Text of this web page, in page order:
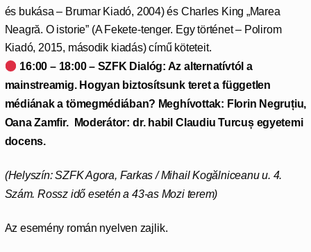
és bukása – Brumar Kiadó, 2004) és Charles King „Marea
Neagră. O istorie” (A Fekete-tenger. Egy történet – Polirom
Kiadó, 2015, második kiadás) című köteteit.
16:00 – 18:00 – SZFK Dialóg: Az alternatívtól a
mainstreamig. Hogyan biztosítsunk teret a független
médiának a tömegmédiában? Meghívottak: Florin Negruțiu,
Oana Zamfir. Moderátor: dr. habil Claudiu Turcuș egyetemi
docens.
(Helyszín: SZFK Agora, Farkas / Mihail Kogălniceanu u. 4.
Szám. Rossz idő esetén a 43-as Mozi terem)
Az esemény román nyelven zajlik.